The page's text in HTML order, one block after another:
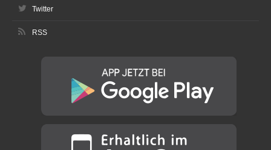
Twitter
RSS